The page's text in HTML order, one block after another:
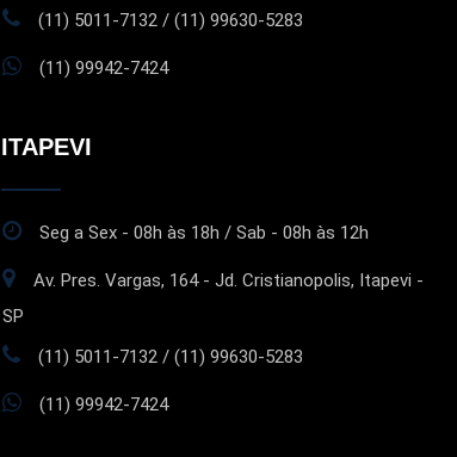
(11) 5011-7132 / (11) 99630-5283
(11) 99942-7424
ITAPEVI
Seg a Sex - 08h às 18h / Sab - 08h às 12h
Av. Pres. Vargas, 164 - Jd. Cristianopolis, Itapevi -
SP
(11) 5011-7132 / (11) 99630-5283
(11) 99942-7424